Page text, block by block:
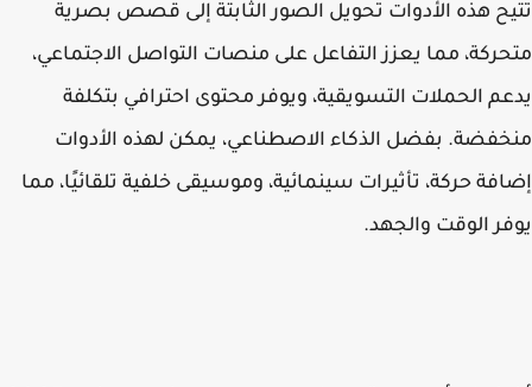
هذه الأدوات تحويل الصور الثابتة إلى قصص بصرية
مما يعزز التفاعل على منصات التواصل الاجتماعي،
الحملات التسويقية، ويوفر محتوى احترافي بتكلفة
بفضل الذكاء الاصطناعي، يمكن لهذه الأدوات
حركة، تأثيرات سينمائية، وموسيقى خلفية تلقائيًا، مما
الوقت والجهد.